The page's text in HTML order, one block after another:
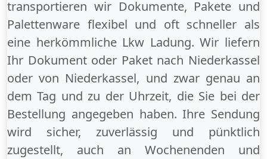
transportieren wir Dokumente, Pakete und
Palettenware flexibel und oft schneller als
eine herkömmliche Lkw Ladung. Wir liefern
Ihr Dokument oder Paket nach Niederkassel
odervon Niederkassel, und zwar genau an
dem Tag und zu der Uhrzeit, die Sie bei der
Bestellung angegeben haben. Ihre Sendung
wird sicher, zuverlässig und pünktlich
zugestellt, auch an Wochenenden und